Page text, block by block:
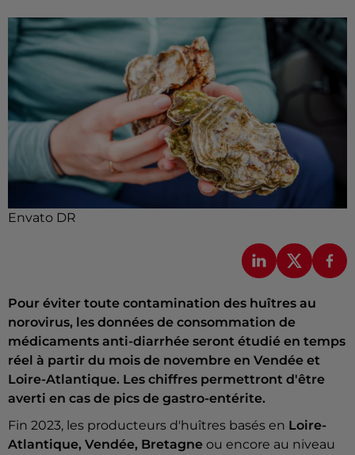
Envato DR
Pour éviter toute contamination des huîtres au
norovirus, les données de consommation de
médicaments anti-diarrhée seront étudié en temps
réel à partir du mois de novembre en Vendée et
Loire-Atlantique. Les chiffres permettront d'être
averti en cas de pics de gastro-entérite.
Fin 2023, les producteurs d'huîtres basés en Loire-
Atlantique, Vendée, Bretagne ou encore au niveau